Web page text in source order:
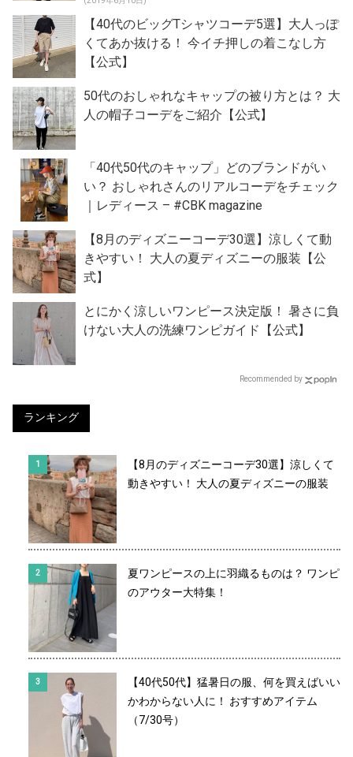
【40代のビッグTシャツコーデ5選】大人っぽ
くてあか抜ける！ 今イチ押しの着こなし方
【公式】
50代のおしゃれなキャップの被り方とは？ 大
人の帽子コーデをご紹介【公式】
「40代50代のキャップ」どのブランドがい
い？ おしゃれさんのリアルコーデをチェック
｜レディース – #CBK magazine
【8月のディズニーコーデ30選】涼しくて動
きやすい！ 大人の夏ディズニーの服装【公
式】
とにかく涼しいワンピース決定版！ 暑さに負
けない大人の洗練ワンピガイド【公式】
Recommended by
ランキング
【8月のディズニーコーデ30選】涼しくて
動きやすい！ 大人の夏ディズニーの服装
夏ワンピースの上に羽織るものは？ ワンピ
のアウター大特集！
【40代50代】猛暑日の服、何を買えばいい
かわからない人に！ おすすめアイテム
（7/30号）